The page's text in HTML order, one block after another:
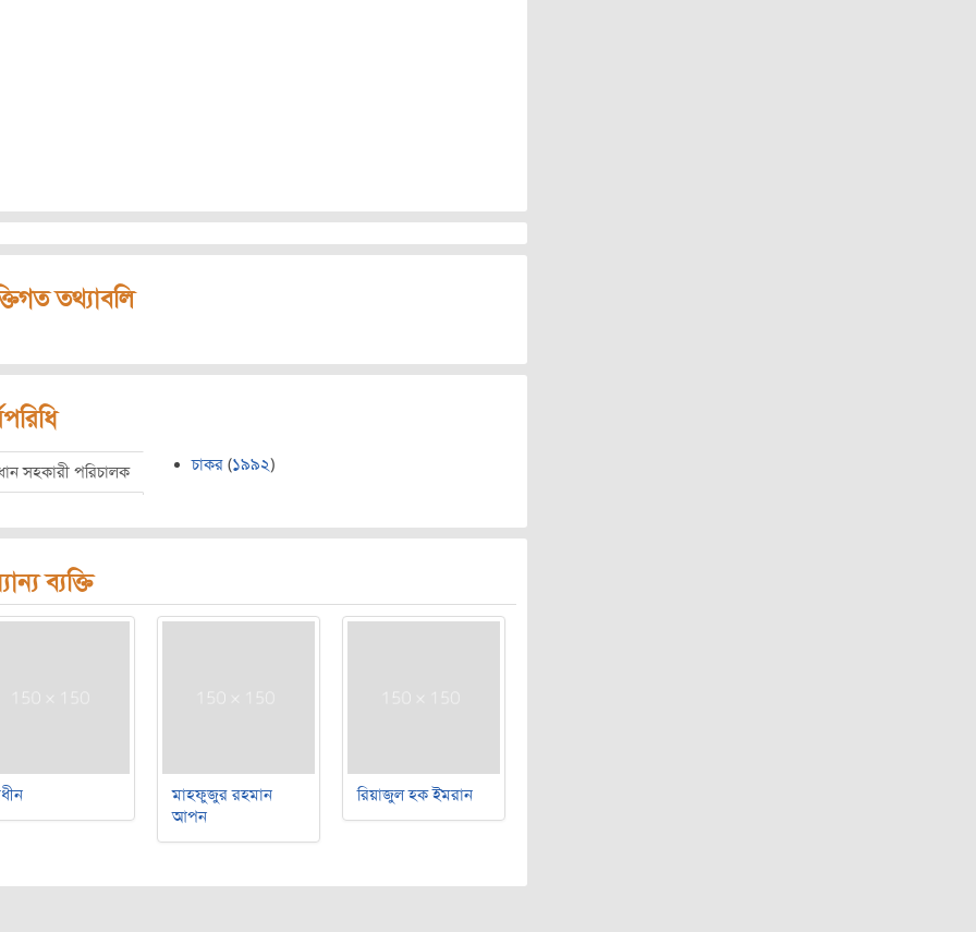
তথ্যাবলি
সহকারী পরিচালক চাকর (১৯৯২)
ব্যক্তি
মাহফুজুর রহমান
আপন
রিয়াজুল হক ইমরান